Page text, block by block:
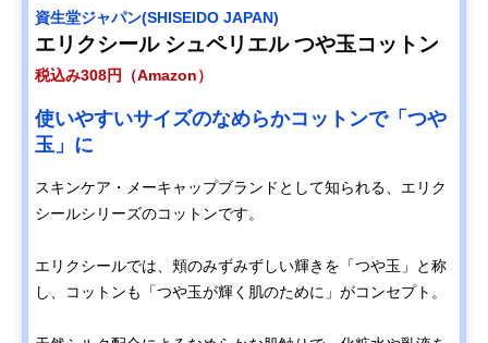
資生堂ジャパン(SHISEIDO JAPAN)
エリクシール シュペリエル つや玉コットン
税込み308円（Amazon）
使いやすいサイズのなめらかコットンで「つや
玉」に
スキンケア・メーキャップブランドとして知られる、エリク
シールシリーズのコットンです。
エリクシールでは、頬のみずみずしい輝きを「つや玉」と称
し、コットンも「つや玉が輝く肌のために」がコンセプト。